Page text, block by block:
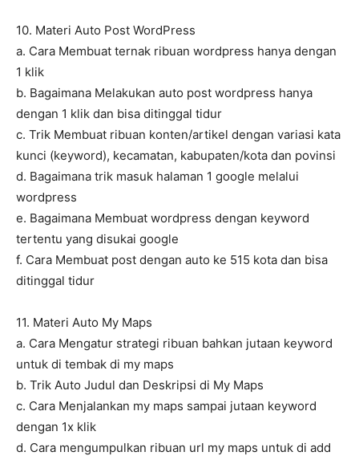
10. Materi Auto Post WordPress
a. Cara Membuat ternak ribuan wordpress hanya dengan
1 klik
b. Bagaimana Melakukan auto post wordpress hanya
dengan 1 klik dan bisa ditinggal tidur
c. Trik Membuat ribuan konten/artikel dengan variasi kata
kunci (keyword), kecamatan, kabupaten/kota dan povinsi
d. Bagaimana trik masuk halaman 1 google melalui
wordpress
e. Bagaimana Membuat wordpress dengan keyword
tertentu yang disukai google
f. Cara Membuat post dengan auto ke 515 kota dan bisa
ditinggal tidur
11. Materi Auto My Maps
a. Cara Mengatur strategi ribuan bahkan jutaan keyword
untuk di tembak di my maps
b. Trik Auto Judul dan Deskripsi di My Maps
c. Cara Menjalankan my maps sampai jutaan keyword
dengan 1x klik
d. Cara mengumpulkan ribuan url my maps untuk di add